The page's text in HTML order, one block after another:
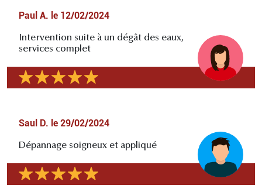
Paul A. le 12/02/2024
Intervention suite à un dégât des eaux,
services complet
Saul D. le 29/02/2024
Dépannage soigneux et appliqué